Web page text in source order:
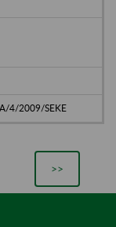
4/2009/SEKE
>>